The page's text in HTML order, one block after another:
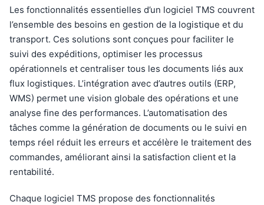
Les fonctionnalités essentielles d’un logiciel TMS couvrent
l’ensemble des besoins en gestion de la logistique et du
transport. Ces solutions sont conçues pour faciliter le
suivi des expéditions, optimiser les processus
opérationnels et centraliser tous les documents liés aux
flux logistiques. L’intégration avec d’autres outils (ERP,
WMS) permet une vision globale des opérations et une
analyse fine des performances. L’automatisation des
tâches comme la génération de documents ou le suivi en
temps réel réduit les erreurs et accélère le traitement des
commandes, améliorant ainsi la satisfaction client et la
rentabilité.
Chaque logiciel TMS propose des fonctionnalités